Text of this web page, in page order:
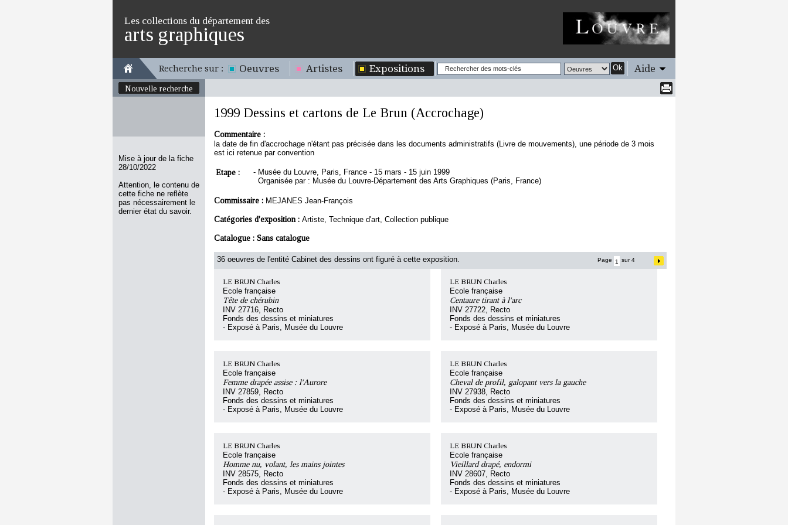
Les collections du département des
arts graphiques
Recherche sur : Oeuvres Artistes Expositions Ok Aide
Nouvelle recherche
Mise à jour de la fiche
28/10/2022
Attention, le contenu de
cette fiche ne reflète
pas nécessairement le
dernier état du savoir.
1999 Dessins et cartons de Le Brun (Accrochage)
Commentaire :
la date de fin d'accrochage n'étant pas précisée dans les documents administratifs (Livre de mouvements), une période de 3 mois
est ici retenue par convention
Etape : - Musée du Louvre, Paris, France - 15 mars - 15 juin 1999
Organisée par : Musée du Louvre-Département des Arts Graphiques (Paris, France)
Commissaire : MEJANES Jean-François
Catégories d'exposition : Artiste, Technique d'art, Collection publique
Catalogue : Sans catalogue
36 oeuvres de l'entité Cabinet des dessins ont figuré à cette exposition. Page sur 4
LE BRUN Charles
Ecole française
Tête de chérubin
INV 27716, Recto
Fonds des dessins et miniatures
- Exposé à Paris, Musée du Louvre
LE BRUN Charles
Ecole française
Centaure tirant à l'arc
INV 27722, Recto
Fonds des dessins et miniatures
- Exposé à Paris, Musée du Louvre
LE BRUN Charles
Ecole française
Femme drapée assise : l'Aurore
INV 27859, Recto
Fonds des dessins et miniatures
- Exposé à Paris, Musée du Louvre
LE BRUN Charles
Ecole française
Cheval de profil, galopant vers la gauche
INV 27938, Recto
Fonds des dessins et miniatures
- Exposé à Paris, Musée du Louvre
LE BRUN Charles
Ecole française
Homme nu, volant, les mains jointes
INV 28575, Recto
Fonds des dessins et miniatures
- Exposé à Paris, Musée du Louvre
LE BRUN Charles
Ecole française
Vieillard drapé, endormi
INV 28607, Recto
Fonds des dessins et miniatures
- Exposé à Paris, Musée du Louvre